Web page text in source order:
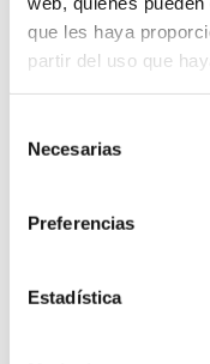
que les haya
partir del uso que
Necesarias
Preferencias
Estadística
Autobuses
Laguar,
Dénia cuenta con
opera rutas regulares
También hay
conectan el centro